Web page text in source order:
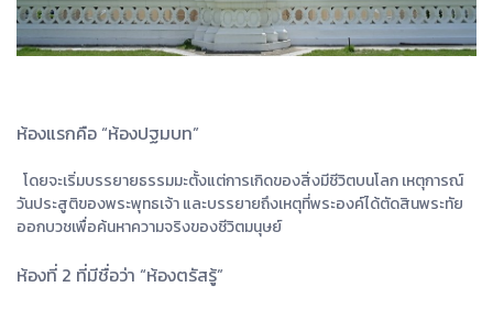
ห้องแรกคือ “ห้องปฐมบท”
โดยจะเริ่มบรรยายธรรมมะตั้งแต่การเกิดของสิ่งมีชีวิตบนโลก เหตุการณ์
วันประสูติของพระพุทธเจ้า และบรรยายถึงเหตุที่พระองค์ได้ตัดสินพระทัย
ออกบวชเพื่อค้นหาความจริงของชีวิตมนุษย์
ห้องที่ 2 ที่มีชื่อว่า “ห้องตรัสรู้”